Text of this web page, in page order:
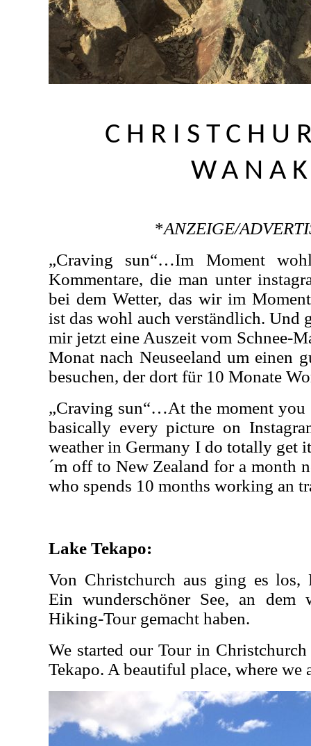
*ANZEIGE/
„Craving sun“…Im Moment
Kommentare, die man unter
bei dem Wetter, das wir im
ist das wohl auch verständlich. Und
mir jetzt eine Auszeit vom Schnee-
Monat nach Neuseeland um einen
besuchen, der dort für 10 Monate
„Craving sun“…At the moment you
basically every picture on
weather in Germany I do totally get
´m off to New Zealand for a month
who spends 10 months working an
Lake Tekapo:
Von Christchurch aus ging es los,
Ein wunderschöner See, an dem
Hiking-Tour gemacht haben.
We started our Tour in
Tekapo. A beautiful place, where